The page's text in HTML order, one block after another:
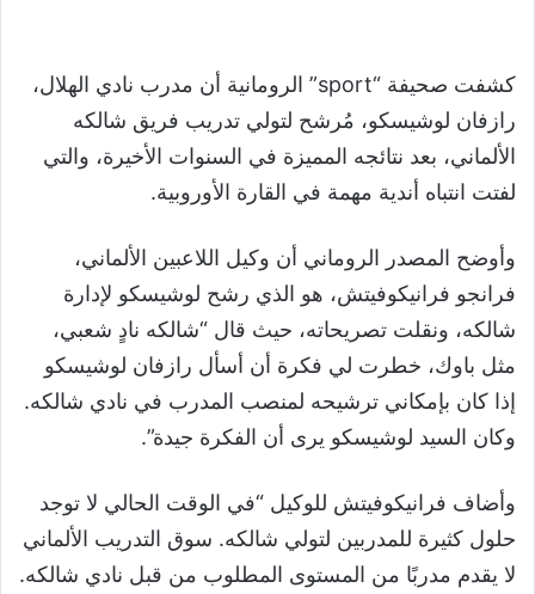
كشفت صحيفة “sport” الرومانية أن مدرب نادي الهلال،
رازفان لوشيسكو، مُرشح لتولي تدريب فريق شالكه
الألماني، بعد نتائجه المميزة في السنوات الأخيرة، والتي
لفتت انتباه أندية مهمة في القارة الأوروبية.
وأوضح المصدر الروماني أن وكيل اللاعبين الألماني،
فرانجو فرانيكوفيتش، هو الذي رشح لوشيسكو لإدارة
شالكه، ونقلت تصريحاته، حيث قال “شالكه نادٍ شعبي،
مثل باوك، خطرت لي فكرة أن أسأل رازفان لوشيسكو
إذا كان بإمكاني ترشيحه لمنصب المدرب في نادي شالكه.
وكان السيد لوشيسكو يرى أن الفكرة جيدة”.
وأضاف فرانيكوفيتش للوكيل “في الوقت الحالي لا توجد
حلول كثيرة للمدربين لتولي شالكه. سوق التدريب الألماني
لا يقدم مدربًا من المستوى المطلوب من قبل نادي شالكه.